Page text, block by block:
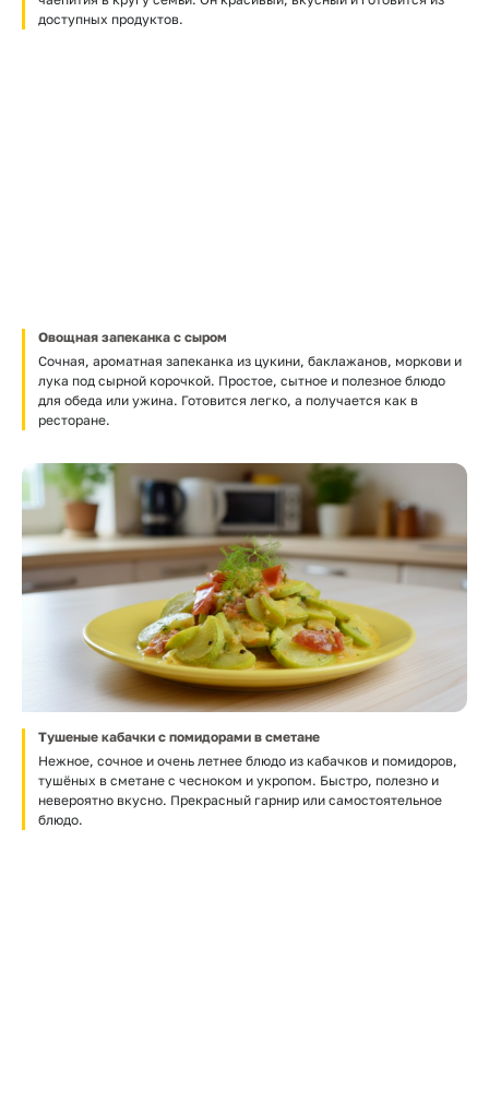
доступных продуктов.
Овощная запеканка с сыром
Сочная, ароматная запеканка из цукини, баклажанов, моркови и
лука под сырной корочкой. Простое, сытное и полезное блюдо
для обеда или ужина. Готовится легко, а получается как в
ресторане.
Тушеные кабачки с помидорами в сметане
Нежное, сочное и очень летнее блюдо из кабачков и помидоров,
тушёных в сметане с чесноком и укропом. Быстро, полезно и
невероятно вкусно. Прекрасный гарнир или самостоятельное
блюдо.